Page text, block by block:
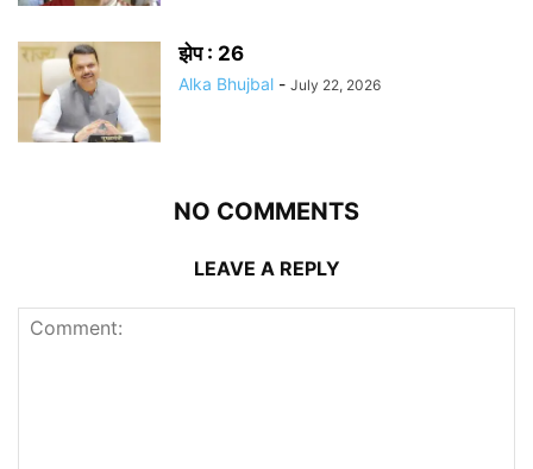
झेप : 26
Alka Bhujbal - July 22, 2026
NO COMMENTS
LEAVE A REPLY